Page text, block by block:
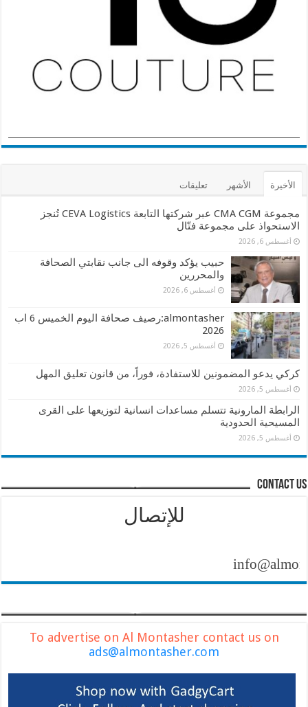
الأخيرة الأشهر تعليقات
مجموعة CMA CGM عبر شركتها التابعة CEVA Logistics تُنجز
الاستحواذ على مجموعة فتّال
أغسطس 6, 2026
حبيب يؤكد وقوفه الى جانب نقابتي الصحافة
والمحررين
أغسطس 6, 2026
almontasher:رصيف صحافة اليوم الخميس 6 اب
2026
أغسطس 5, 2026
كركي يدعو المضمونين للاستفادة، فوراً، من قانون تعليق المهل
أغسطس 5, 2026
الرابطة المارونية تتسلم مساعدات انسانية لتوزيعها على القرى
المسيحية الحدودية
أغسطس 5, 2026
contact us
للإتصال
To advertise on Al Montasher contact us on
ads@almontasher.com